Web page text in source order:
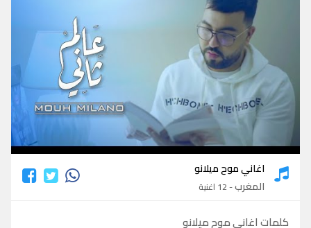
كلمات اغاني موح ميلانو
اغاني موح ميلانو
المغرب- 12 اغنية
كلمات اغاني موح ميلانو